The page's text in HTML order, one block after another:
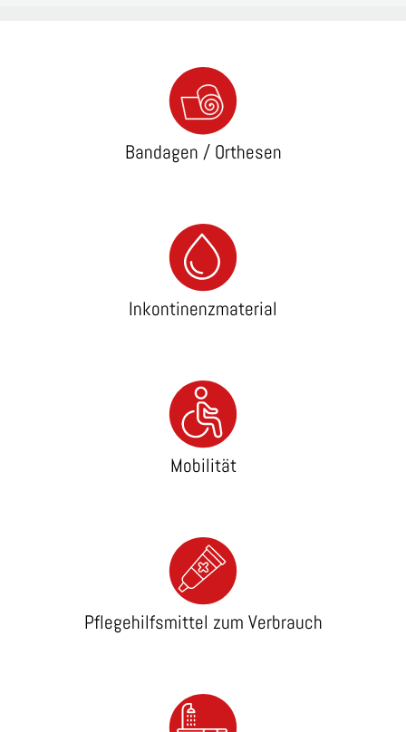
Bandagen / Orthesen
Inkontinenzmaterial
Mobilität
Pflegehilfsmittel zum Verbrauch